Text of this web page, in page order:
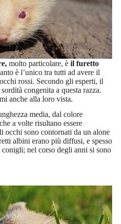
molto particolare, è il furetto
è l’unico tra tutti ad avere il
rossi. Secondo gli esperti, il
congenita a questa razza.
anche alla loro vista.
media, dal colore
a volte risultano essere
occhi sono contornati da un alone
albini erano più diffusi, e spesso
nel corso degli anni si sono